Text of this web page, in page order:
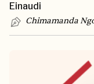
Einaudi
Chimamanda